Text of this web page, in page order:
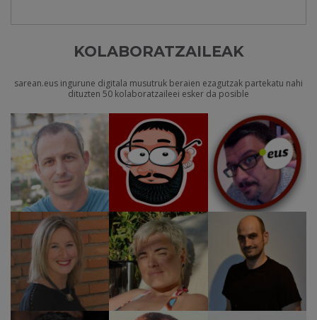
KOLABORATZAILEAK
sarean.eus ingurune digitala musutruk beraien ezagutzak partekatu nahi
dituzten 50 kolaboratzaileei esker da posible